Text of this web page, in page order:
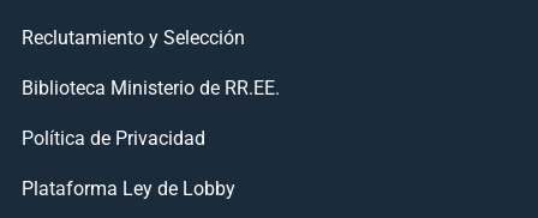
Reclutamiento y Selección
Biblioteca Ministerio de RR.EE.
Política de Privacidad
Plataforma Ley de Lobby